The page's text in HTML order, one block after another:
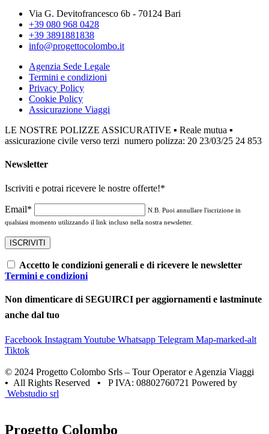
Via G. Devitofrancesco 6b - 70124 Bari
+39 080 968 0428
+39 3891881838
info@progettocolombo.it
Agenzia Sede Legale
Termini e condizioni
Privacy Policy
Cookie Policy
Assicurazione Viaggi
LE NOSTRE POLIZZE ASSICURATIVE ▪ Reale mutua ▪
assicurazione civile verso terzi numero polizza: 20 23/03/25 24 853
Newsletter
Iscriviti e potrai ricevere le nostre offerte!*
Email*
N.B. Puoi annullare l'iscrizione in
qualsiasi momento utilizzando il link incluso nella nostra newsletter.
Accetto le condizioni generali e di ricevere le newsletter
Termini e condizioni
Non dimenticare di SEGUIRCI per aggiornamenti e lastminute
anche dal tuo
Facebook InstagramYoutube Whatsapp Telegram Map-marked-alt
Tiktok
© 2024 Progetto Colombo Srls – Tour Operator e Agenzia Viaggi
• All Rights Reserved • P IVA: 08802760721 Powered by
Webstudio srl
Progetto Colombo